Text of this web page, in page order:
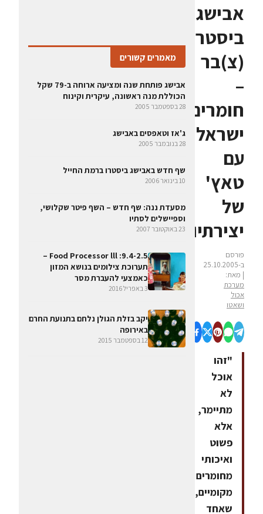
אבישג
ביסטרו
(צ)בר
–
חומרים
ישראליים
עם
טאץ'
של
יצירתיות
פורסם
ב-25.10.2005
| מאת:
מערכת
אכול
ושאטו
"זהו
אוכל
לא
מתיימר,
אלא
פשוט
ואיכותי
מחומרים
מקומיים,
שאחד
מאמרים קשורים
אבישג פותחת שנה ומציעה ארוחה ב-79 שקל
הכוללת מנה ראשונה, עיקרית וקינוח
28 בספטמבר 2005
ג'אז וטאפסים באבישג
28 בנובמבר 2005
שף חדש באבישג ביסטרו ברמת החייל
10 בינואר 2006
מסעדת ננה: שף חדש – השף פיטר שקלושי,
וספיישלים לסתיו
23 באוקטובר 2007
9.4-2.5: Food Processor lll –
תערוכת צילומים בנושא המזון
כאמצעי להעברת מסר
3 באפריל 2016
יקב בזלת הגולן נלחם בתנועת החרם
באירופה
12 בספטמבר 2015